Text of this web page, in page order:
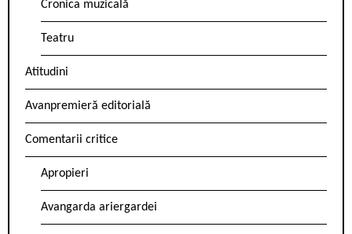
Cronica muzicală
Teatru
Atitudini
Avanpremieră editorială
Comentarii critice
Apropieri
Avangarda ariergardei